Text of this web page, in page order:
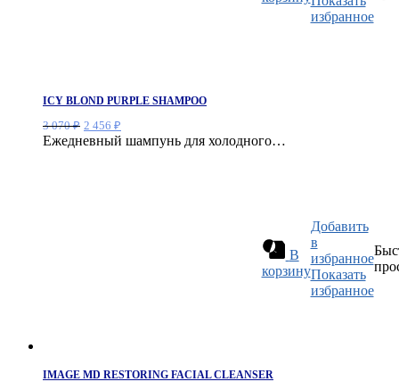
избранное
ICY BLOND PURPLE SHAMPOO
3 070₽ Первоначальная
цена
2 456 ₽
цена:
Ежедневный шампунь для холодного…
В
корзину
Добавить
в
избранное
Показать
избранное
IMAGE MD RESTORING FACIAL CLEANSER